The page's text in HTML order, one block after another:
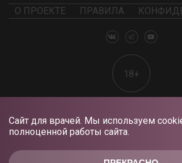
Сайт для врачей. Мы используем
полноценной работы сайта.
О ПРОЕКТЕ ПРАВИЛА
18+